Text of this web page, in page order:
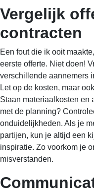
Vergelijk
contracten
Een fout die ik ooit
eerste offerte. Niet doen!
verschillende aannemers
Let op de kosten, maar
Staan materiaalkosten en
met de planning?
onduidelijkheden. Als je
partijen, kun je altijd een
inspiratie. Zo voorkom je
misverstanden.